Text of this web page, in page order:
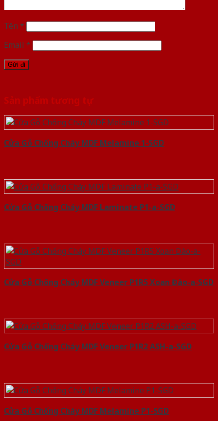
Tên *
Email *
Sản phẩm tương tự
Cửa Gỗ Chống Cháy MDF Melamine 1-SGD
Cửa Gỗ Chống Cháy MDF Laminate P1-a-SGD
Cửa Gỗ Chống Cháy MDF Veneer P1R5 Xoan Đào-a-SGD
Cửa Gỗ Chống Cháy MDF Veneer P1R2 ASH-a-SGD
Cửa Gỗ Chống Cháy MDF Melamine P1-SGD